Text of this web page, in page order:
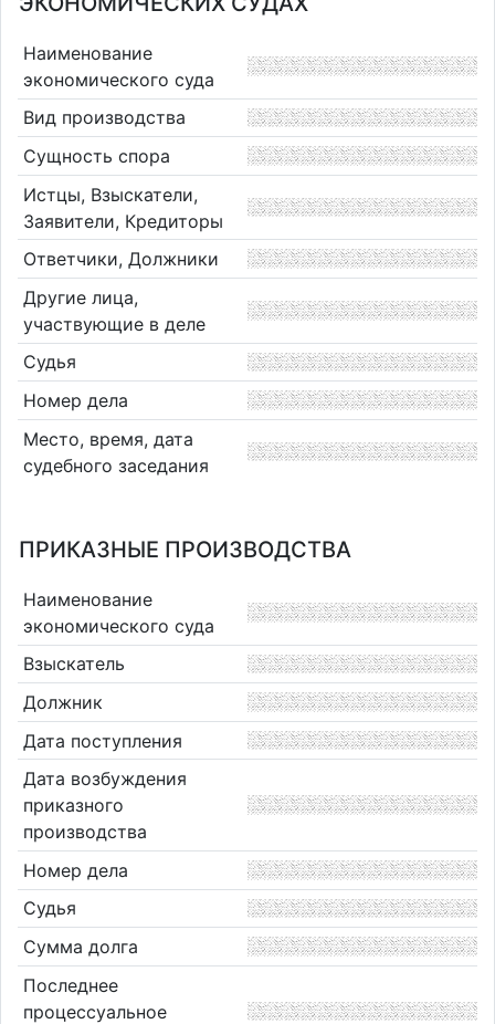
Наименование
экономического суда
Вид производства
Сущность спора
Истцы, Взыскатели,
Заявители, Кредиторы
Ответчики, Должники
Другие лица,
участвующие в деле
Судья
Номер дела
Место, время, дата
судебного заседания
ПРИКАЗНЫЕ ПРОИЗВОДСТВА
Наименование
экономического суда
Взыскатель
Должник
Дата поступления
Дата возбуждения
приказного
производства
Номер дела
Судья
Сумма долга
Последнее
процессуальное